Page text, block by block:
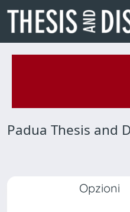
Padua Thesis and
Opzioni